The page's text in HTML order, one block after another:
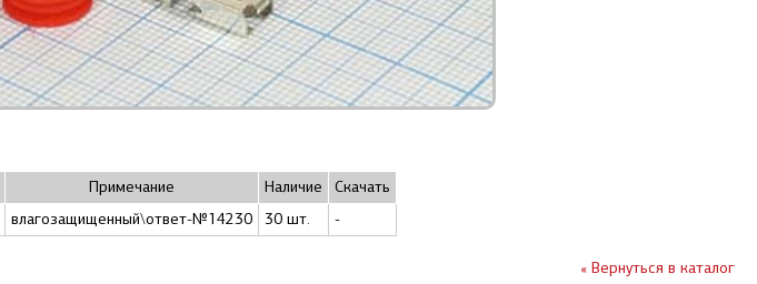
Примечание Наличие
Скачать
влагозащищенный\ответ-№14230 30 шт. -
« Вернуться в каталог